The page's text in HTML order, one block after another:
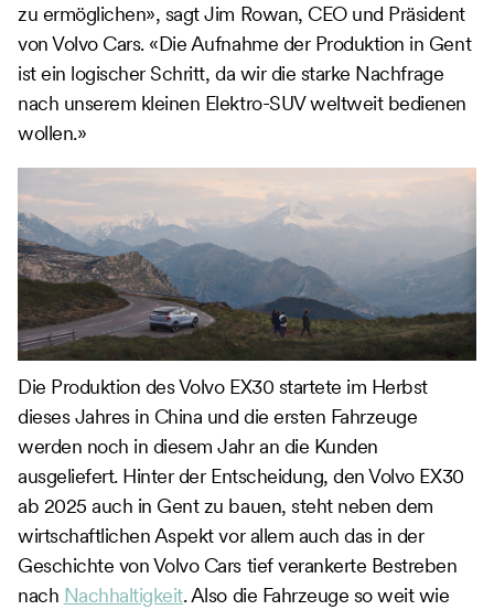
zu ermöglichen», sagt Jim Rowan, CEO und Präsident
von Volvo Cars. «Die Aufnahme der Produktion in Gent
ist ein logischer Schritt, da wir die starke Nachfrage
nach unserem kleinen Elektro-SUV weltweit bedienen
wollen.»
Die Produktion des Volvo EX30 startete im Herbst
dieses Jahres in China und die ersten Fahrzeuge
werden noch in diesem Jahr an die Kunden
ausgeliefert. Hinter der Entscheidung, den Volvo EX30
ab 2025 auch in Gent zu bauen, steht neben dem
wirtschaftlichen Aspekt vor allem auch das in der
Geschichte von Volvo Cars tief verankerte Bestreben
nach Nachhaltigkeit. Also die Fahrzeuge so weit wie